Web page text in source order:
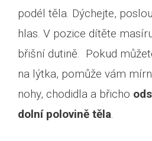
podél těla. Dýchejte,
hlas. V pozice dítěte
břišní dutině. Pokud
na lýtka, pomůže vám
nohy, chodidla a břicho
dolní polovině těla.